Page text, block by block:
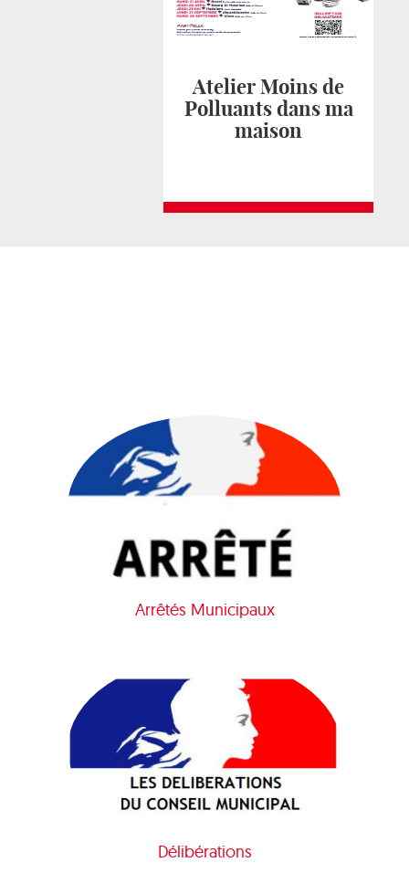
Atelier Moins de
Polluants dans ma
maison
Arrêtés Municipaux
Délibérations